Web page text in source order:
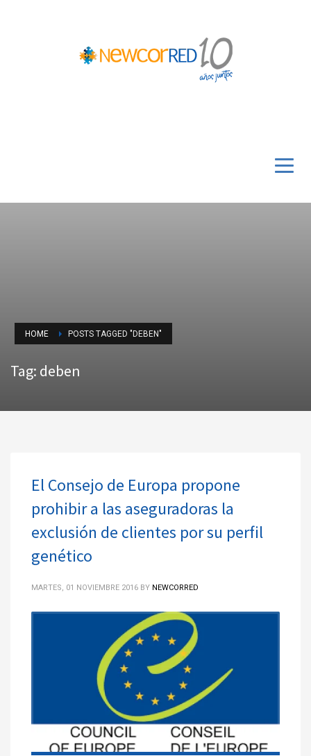
HOME POSTS TAGGED "DEBEN"
Tag: deben
El Consejo de Europa propone
prohibir a las aseguradoras la
exclusión de clientes por su perfil
genético
MARTES, 01 NOVIEMBRE 2016 BY NEWCORRED